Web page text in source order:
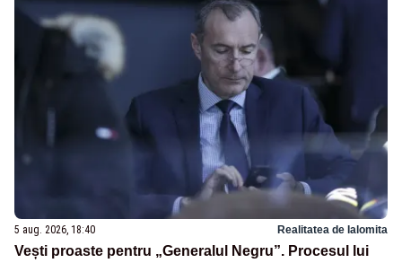
5 aug. 2026, 18:40 Realitatea de Ialomita
Vești proaste pentru „Generalul Negru”. Procesul lui